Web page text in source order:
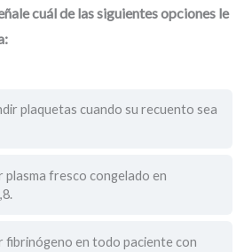
cuál de las siguientes opciones le
plaquetas cuando su recuento sea
plasma fresco congelado en
fibrinógeno en todo paciente con